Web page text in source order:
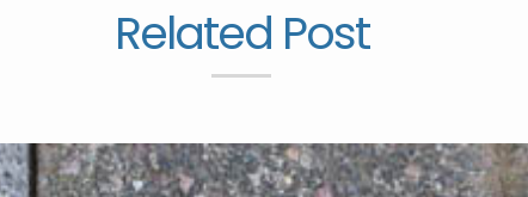
Related Post